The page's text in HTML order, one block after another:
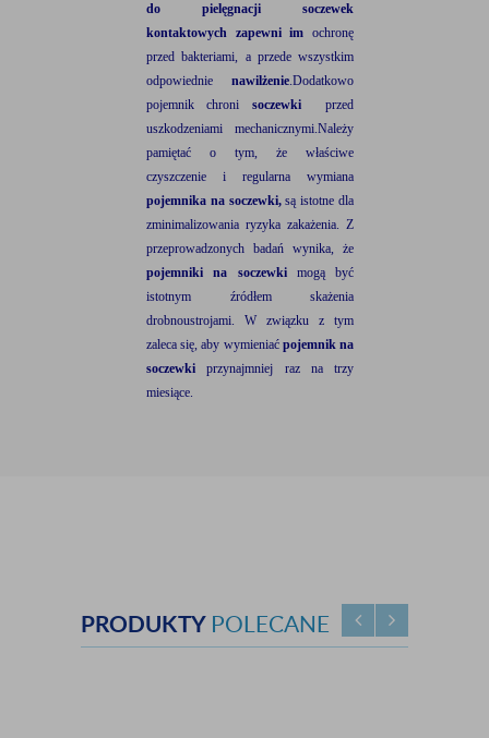
do pielęgnacji soczewek
kontaktowych zapewni im ochronę
przed bakteriami, a przede wszystkim
odpowiednie nawilżenie.Dodatkowo
pojemnik chroni soczewki przed
uszkodzeniami mechanicznymi.Należy
pamiętać o tym, że właściwe
czyszczenie i regularna wymiana
pojemnika na soczewki,są istotne dla
zminimalizowania ryzyka zakażenia. Z
przeprowadzonych badań wynika, że
pojemniki na soczewkimogą być
istotnym źródłem skażenia
drobnoustrojami. W związku z tym
zaleca się, aby wymieniać pojemnik na
soczewki przynajmniej raz na trzy
miesiące.
PRODUKTY POLECANE